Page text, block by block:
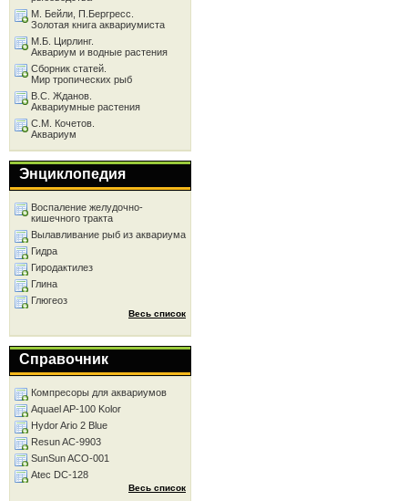
М. Бейли, П.Бергресс.
Золотая книга аквариумиста
М.Б. Цирлинг.
Аквариум и водные растения
Сборник статей.
Мир тропических рыб
В.С. Жданов.
Аквариумные растения
С.М. Кочетов.
Аквариум
Энциклопедия
Воспаление желудочно-
кишечного тракта
Вылавливание рыб из аквариума
Гидра
Гиродактилез
Глина
Глюгеоз
Весь список
Справочник
Компресоры для аквариумов
Aquael AP-100 Kolor
Hydor Ario 2 Blue
Resun AC-9903
SunSun ACO-001
Atec DC-128
Весь список